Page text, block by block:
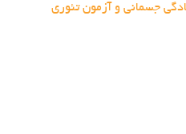
جسمانی و آزمون تئوری